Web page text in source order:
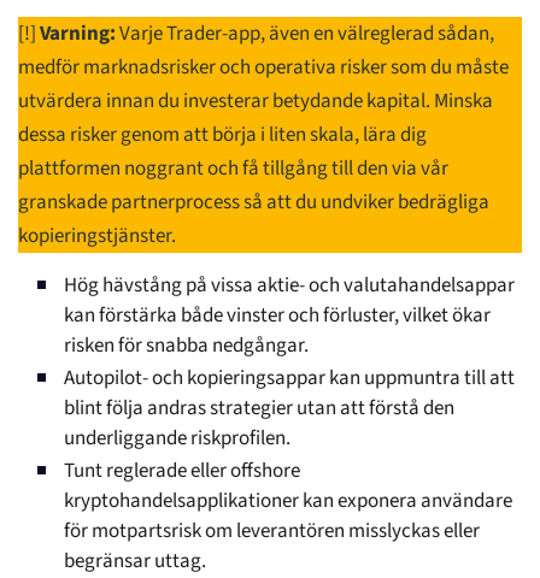
[!]Varning:Varje Trader-app, även en välreglerad sådan,
medför marknadsrisker och operativa risker som du måste
utvärdera innan du investerar betydande kapital. Minska
dessa risker genom att börja i liten skala, lära dig
plattformen noggrant och få tillgång till den via vår
granskade partnerprocess så att du undviker bedrägliga
kopieringstjänster.
Hög hävstång på vissa aktie- och valutahandelsappar
kan förstärka både vinster och förluster, vilket ökar
risken för snabba nedgångar.
Autopilot- och kopieringsappar kan uppmuntra till att
blint följa andras strategier utan att förstå den
underliggande riskprofilen.
Tunt reglerade eller offshore
kryptohandelsapplikationer kan exponera användare
för motpartsrisk om leverantören misslyckas eller
begränsar uttag.